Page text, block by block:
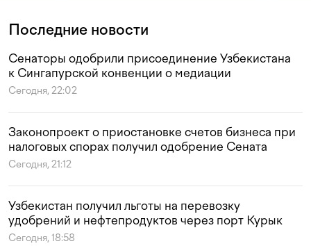
Последние новости
Сенаторы одобрили присоединение Узбекистана
к Сингапурской конвенции о медиации
Сегодня, 22:02
Законопроект о приостановке счетов бизнеса при
налоговых спорах получил одобрение Сената
Сегодня, 21:12
Узбекистан получил льготы на перевозку
удобрений и нефтепродуктов через порт Курык
Сегодня, 18:58